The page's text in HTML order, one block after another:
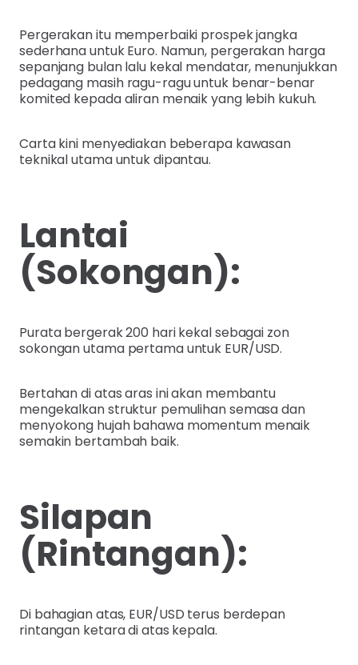
Pergerakan itu memperbaiki prospek jangka
sederhana untuk Euro. Namun, pergerakan harga
sepanjang bulan lalu kekal mendatar, menunjukkan
pedagang masih ragu-ragu untuk benar-benar
komited kepada aliran menaik yang lebih kukuh.
Carta kini menyediakan beberapa kawasan
teknikal utama untuk dipantau.
Lantai
(Sokongan):
Purata bergerak 200 hari kekal sebagai zon
sokongan utama pertama untuk EUR/USD.
Bertahan di atas aras ini akan membantu
mengekalkan struktur pemulihan semasa dan
menyokong hujah bahawa momentum menaik
semakin bertambah baik.
Silapan
(Rintangan):
Di bahagian atas, EUR/USD terus berdepan
rintangan ketara di atas kepala.